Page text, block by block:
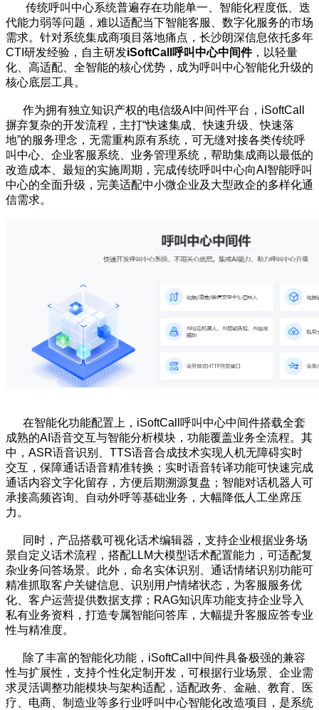
传统呼叫中心系统普遍存在功能单一、智能化程度低、迭
代能力弱等问题，难以适配当下智能客服、数字化服务的市场
需求。针对系统集成商项目落地痛点，长沙朗深信息依托多年
CTI研发经验，自主研发iSoftCall呼叫中心中间件，以轻量
化、高适配、全智能的核心优势，成为呼叫中心智能化升级的
核心底层工具。
作为拥有独立知识产权的电信级AI中间件平台，iSoftCall
摒弃复杂的开发流程，主打“快速集成、快速升级、快速落
地”的服务理念，无需重构原有系统，可无缝对接各类传统呼
叫中心、企业客服系统、业务管理系统，帮助集成商以最低的
改造成本、最短的实施周期，完成传统呼叫中心向AI智能呼叫
中心的全面升级，完美适配中小微企业及大型政企的多样化通
信需求。
在智能化功能配置上，iSoftCall呼叫中心中间件搭载全套
成熟的AI语音交互与智能分析模块，功能覆盖业务全流程。其
中，ASR语音识别、TTS语音合成技术实现人机无障碍实时
交互，保障通话语音精准转换；实时语音转译功能可快速完成
通话内容文字化留存，方便后期溯源复盘；智能对话机器人可
承接高频咨询、自动外呼等基础业务，大幅降低人工坐席压
力。
同时，产品搭载可视化话术编辑器，支持企业根据业务场
景自定义话术流程，搭配LLM大模型话术配置能力，可适配复
杂业务问答场景。此外，命名实体识别、通话情绪识别功能可
精准抓取客户关键信息、识别用户情绪状态，为客服服务优
化、客户运营提供数据支撑；RAG知识库功能支持企业导入
私有业务资料，打造专属智能问答库，大幅提升客服应答专业
性与精准度。
除了丰富的智能化功能，iSoftCall中间件具备极强的兼容
性与扩展性，支持个性化定制开发，可根据行业场景、企业需
求灵活调整功能模块与架构适配，适配政务、金融、教育、医
疗、电商、制造业等多行业呼叫中心智能化改造项目，是系统